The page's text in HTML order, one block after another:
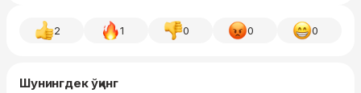
2 1 0 0 0
Шунингдек ўқинг